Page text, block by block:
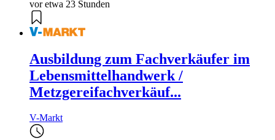
vor etwa 23 Stunden
Ausbildung zum Fachverkäufer im
Lebensmittelhandwerk /
Metzgereifachverkäuf...
V-Markt